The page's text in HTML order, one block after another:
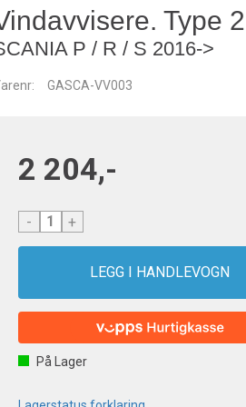
Type 2
P / R / S 2016->
GASCA-VV003
2 204,-
- +
På Lager